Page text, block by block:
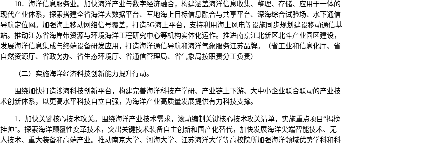
10．海洋信息服务业。加快海洋产业与数字经济融合，构建涵盖海洋信息收集、整理、存储、应用于一体的
现代产业体系，探索搭建全省海洋大数据平台、军地海上目标信息融合与共享平台、深海综合试验场、水下通信
导航定位网。加强海上移动网络信号覆盖，打造5G海上平台，支持利用海上风电等设施同步规划建设移动通信基
站。推动江苏省海岸带资源与环境海洋工程研究中心等机构实体化运作。推进南京江北新区北斗产业园区建设，
发展海洋信息集成与终端设备研发应用，打造海洋通信导航和海洋气象服务江苏品牌。（省工业和信息化厅、省
自然资源厅、省政务办、省生态环境厅、省通信管理局、省气象局按职责分工负责）
（二）实施海洋经济科技创新能力提升行动。
围绕加快打造涉海科技创新平台，构建完善海洋科技产学研、产业链上下游、大中小企业联合联动的产业技
术创新体系，以更高水平科技自立自强，为海洋产业高质量发展提供有力科技支撑。
1．加快关键核心技术攻关。围绕海洋产业技术需求，滚动编制关键核心技术攻关清单，实施重点项目“揭榜
挂帅”。探索海洋颠覆性变革技术，突出关键技术装备自主创新和国产化替代，加快发展海洋尖端智能技术、无
人技术、重大装备和高端产业。推动南京大学、河海大学、江苏海洋大学等高校院所加强海洋领域优势学科和科